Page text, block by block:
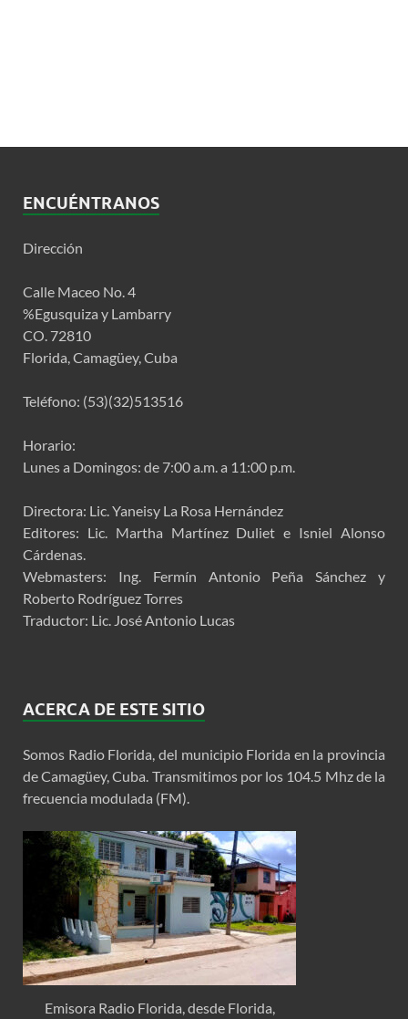
ENCUÉNTRANOS
Dirección
Calle Maceo No. 4
%Egusquiza y Lambarry
CO. 72810
Florida, Camagüey, Cuba
Teléfono: (53)(32)513516
Horario:
Lunes a Domingos: de 7:00 a.m. a 11:00 p.m.
Directora: Lic. Yaneisy La Rosa Hernández
Editores: Lic. Martha Martínez Duliet e Isniel Alonso
Cárdenas.
Webmasters: Ing. Fermín Antonio Peña Sánchez y
Roberto Rodríguez Torres
Traductor: Lic. José Antonio Lucas
ACERCA DE ESTE SITIO
Somos Radio Florida, del municipio Florida en la provincia
de Camagüey, Cuba. Transmitimos por los 104.5 Mhz de la
frecuencia modulada (FM).
Emisora Radio Florida, desde Florida,